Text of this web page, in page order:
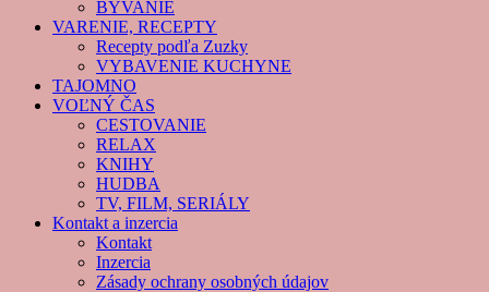
BÝVANIE
VARENIE, RECEPTY
Recepty podľa Zuzky
VYBAVENIE KUCHYNE
TAJOMNO
VOĽNÝ ČAS
CESTOVANIE
RELAX
KNIHY
HUDBA
TV, FILM, SERIÁLY
Kontakt a inzercia
Kontakt
Inzercia
Zásady ochrany osobných údajov